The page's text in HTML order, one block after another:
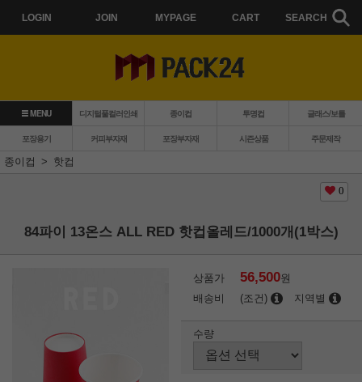
LOGIN JOIN MYPAGE CART SEARCH
MENU 디지털풀컬러인쇄 종이컵 투명컵 글래스/보틀
포장용기 커피부자재 포장부자재 시즌상품
주문제작
종이컵
핫컵
0
84파이 13온스 ALL RED 핫컵올레드/1000개(1박스)
상품가 56,500원
배송비
(조건) 지역별
수량